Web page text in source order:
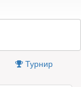
Турнир